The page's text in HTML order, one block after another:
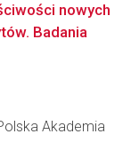
nowych
Badania
Akademia